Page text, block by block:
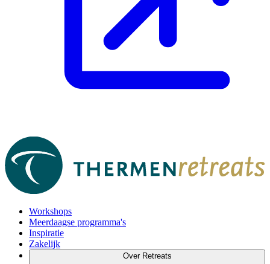
Workshops
Meerdaagse programma's
Inspiratie
Zakelijk
Over Retreats